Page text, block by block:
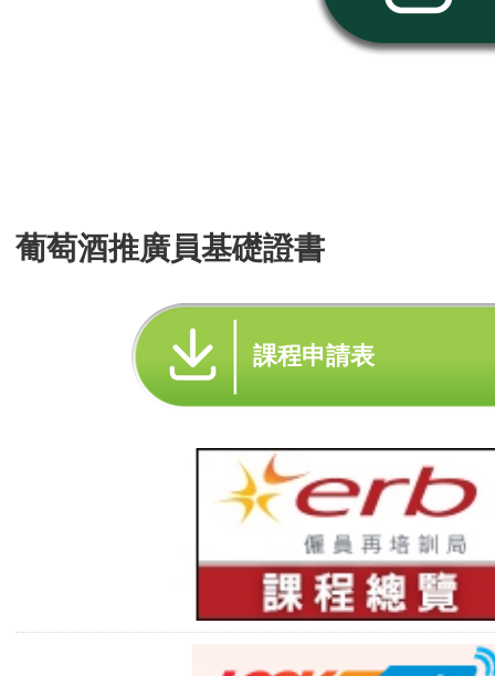
葡萄酒推廣員基礎證書
課程申請表